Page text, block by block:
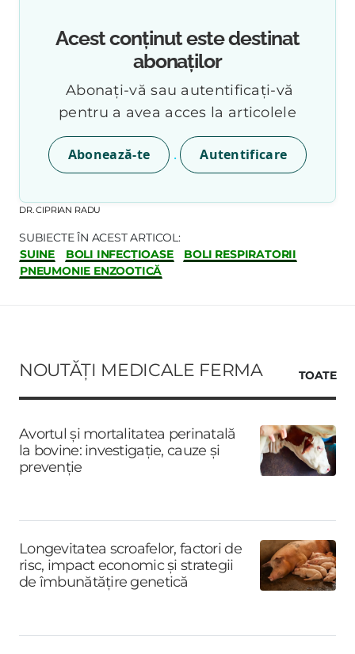
Acest conținut este destinat
abonaților
Abonați-vă sau autentificați-vă
pentru a avea acces la articolele
Abonează-te . Autentificare
DR. CIPRIAN RADU
SUBIECTE ÎN ACEST ARTICOL:
SUINE
BOLI INFECȚIOASE
BOLI RESPIRATORII
PNEUMONIE ENZOOTICĂ
NOUTĂȚI MEDICALE FERMA TOATE
Avortul și mortalitatea perinatală
la bovine: investigație, cauze și
prevenție
Longevitatea scroafelor, factori de
risc, impact economic și strategii
de îmbunătățire genetică